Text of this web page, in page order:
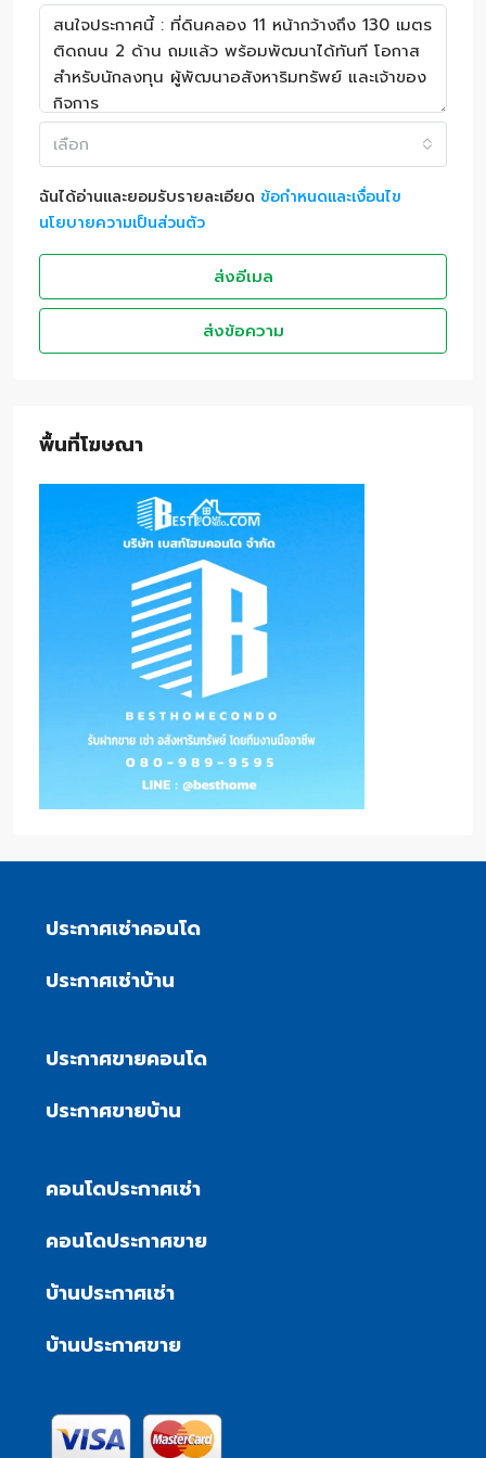
เลือก
ฉันได้อ่านและยอมรับรายละเอียด ข้อกำหนดและเงื่อนไข
นโยบายความเป็นส่วนตัว
ส่งอีเมล
ส่งข้อความ
พื้นที่โฆษณา
ประกาศเช่าคอนโด
ประกาศเช่าบ้าน
ประกาศขายคอนโด
ประกาศขายบ้าน
คอนโดประกาศเช่า
คอนโดประกาศขาย
บ้านประกาศเช่า
บ้านประกาศขาย